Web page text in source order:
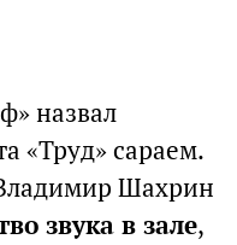
назвал
«Труд» сараем.
Шахрин
звука в зале,